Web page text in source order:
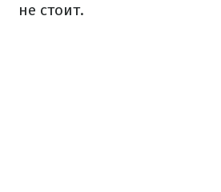
не стоит.